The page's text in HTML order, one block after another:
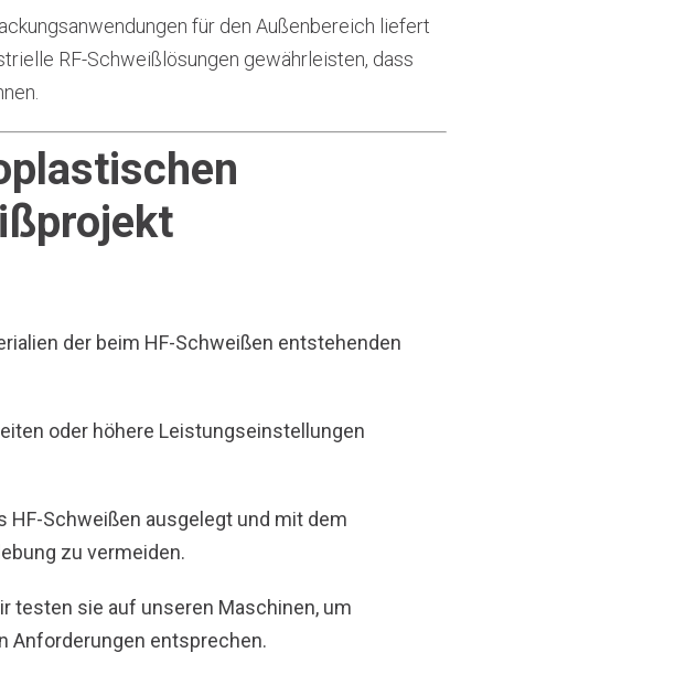
für den Außenbereich liefert
RF-Schweißlösungen gewährleisten, dass
der beim HF-Schweißen entstehenden
oder höhere Leistungseinstellungen
HF-Schweißen ausgelegt und mit dem
zu vermeiden.
testen sie auf unseren Maschinen, um
Anforderungen entsprechen.